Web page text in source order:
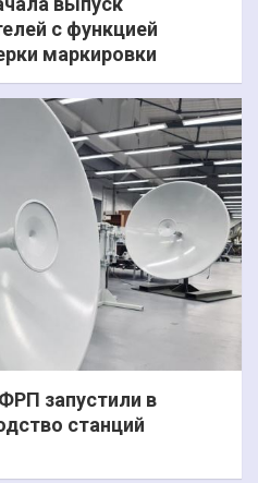
с функцией
маркировки
запустили в
станций